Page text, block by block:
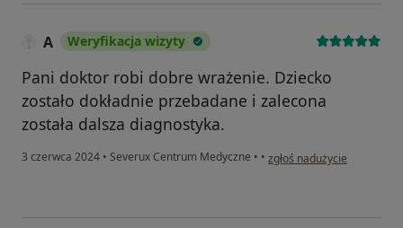
A Weryfikacja wizyty
Pani doktor robi dobre wrażenie. Dziecko
zostało dokładnie przebadane i zalecona
została dalsza diagnostyka.
3 czerwca 2024 • Severux Centrum Medyczne • • w opinii użytkownika A
zgłoś nadużycie